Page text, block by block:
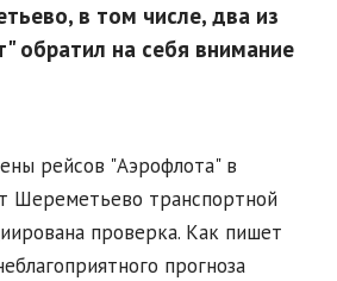
в том числе, два из
обратил на себя внимание
рейсов "Аэрофлота" в
Шереметьево транспортной
проверка. Как пишет
прогноза